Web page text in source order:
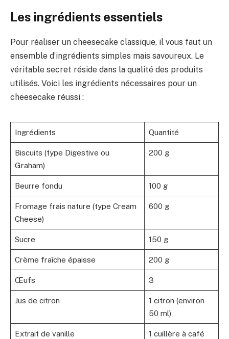
Les ingrédients essentiels
Pour réaliser un cheesecake classique, il vous faut un
ensemble d’ingrédients simples mais savoureux. Le
véritable secret réside dans la qualité des produits
utilisés. Voici les ingrédients nécessaires pour un
cheesecake réussi :
Ingrédients Quantité
Biscuits (type Digestive ou
Graham)
200 g
Beurre fondu 100 g
Fromage frais nature (type Cream
Cheese)
600 g
Sucre 150 g
Crème fraîche épaisse 200 g
Œufs 3
Jus de citron
1 citron (environ
50 ml)
Extrait de vanille 1 cuillère à café